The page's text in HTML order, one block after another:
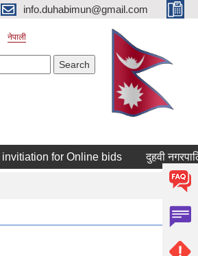
info.duhabimun@gmail.com
नेपाली
invitiation for Online bids दुहवी